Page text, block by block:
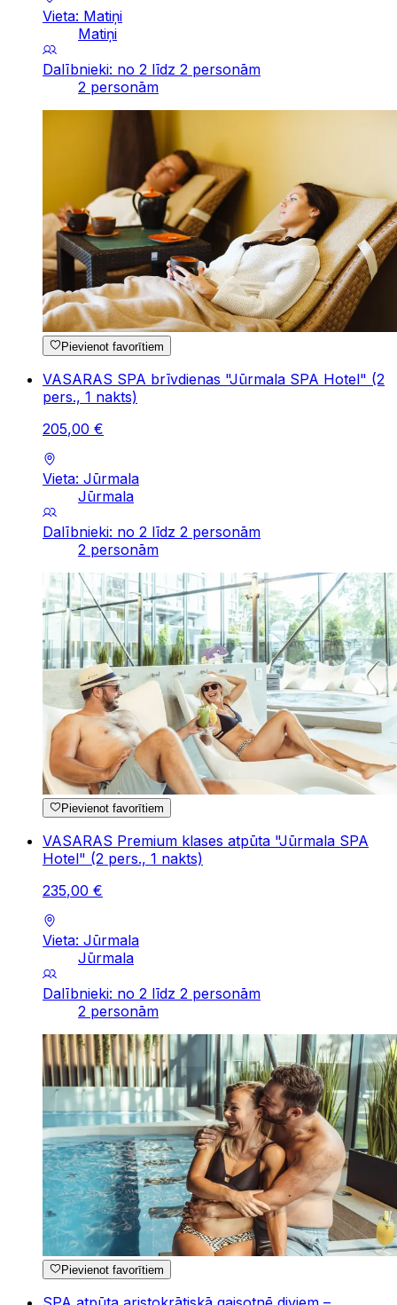
Vieta: Matiņi
Matiņi
Dalībnieki: no 2 līdz 2 personām
2 personām
Pievienot favorītiem
VASARAS SPA brīvdienas "Jūrmala SPA Hotel" (2
pers., 1 nakts)
205,00 €
Vieta: Jūrmala
Jūrmala
Dalībnieki: no 2 līdz 2 personām
2 personām
Pievienot favorītiem
VASARAS Premium klases atpūta "Jūrmala SPA
Hotel" (2 pers., 1 nakts)
235,00 €
Vieta: Jūrmala
Jūrmala
Dalībnieki: no 2 līdz 2 personām
2 personām
Pievienot favorītiem